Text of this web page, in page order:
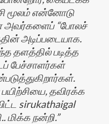
மூலம் என்னோடு
அவர்களைப் “போலச்
அடிப்படையாக.
தளத்தில் படித்த
பேச்சாளர்கள்
பயிற்சியை, தவிரக்க
sirukathaigal
மிக்க நன்றி.